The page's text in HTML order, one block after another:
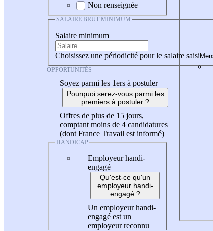
Non renseignée
SALAIRE BRUT MINIMUM
Salaire minimum
Choisissez une périodicité pour le salaire saisi
OPPORTUNITÉS
Soyez parmi les 1ers à postuler
Pourquoi serez-vous parmi les
premiers à postuler ?
Offres de plus de 15 jours,
comptant moins de 4 candidatures
(dont France Travail est informé)
HANDICAP
Employeur handi-
engagé
Qu'est-ce qu'un
employeur handi-
engagé ?
Un employeur handi-
engagé est un
employeur reconnu